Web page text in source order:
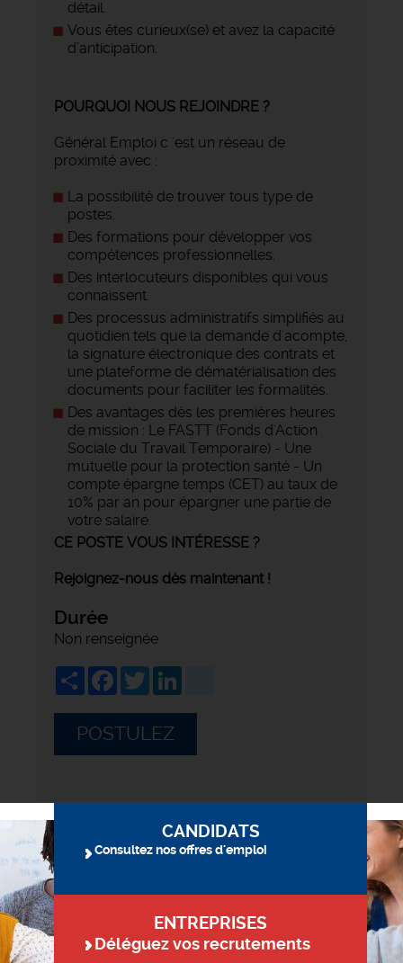
détail.
Vous êtes curieux(se) et avez la capacité
d’anticipation.
POURQUOI NOUS REJOINDRE ?
Général Emploi c 'est un réseau de
proximité avec :
La possibilité de trouver tous type de
postes.
Des formations pour développer vos
compétences professionnelles.
Des interlocuteurs disponibles qui vous
connaissent.
Des processus administratifs simplifiés au
quotidien tels que la demande d'acompte,
la signature électronique des contrats et
une plateforme de dématérialisation des
documents pour faciliter les formalités.
Des avantages dès les premières heures
de mission : Le FASTT (Fonds d'Action
Sociale du Travail Temporaire) - Une
mutuelle pour la protection santé - Un
compte épargne temps (CET) au taux de
10% par an pour épargner une partie de
votre salaire.
CE POSTE VOUS INTÉRESSE ?
Rejoignez-nous dès maintenant !
Durée
Non renseignée
ShareFacebook
Twitter
POSTULEZ
CANDIDATS
Consultez nos offres d'emploi
ENTREPRISES
Déléguez vos recrutements